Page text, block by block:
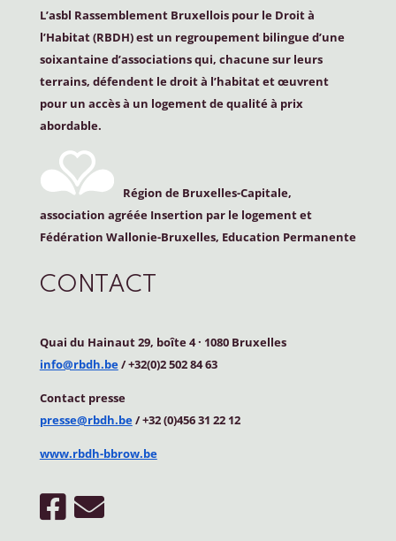
L’asbl Rassemblement Bruxellois pour le Droit à
l’Habitat (RBDH) est un regroupement bilingue d’une
soixantaine d’associations qui, chacune sur leurs
terrains, défendent le droit à l’habitat et œuvrent
pour un accès à un logement de qualité à prix
abordable.
Région de Bruxelles-Capitale,
association agréée Insertion par le logement et
Fédération Wallonie-Bruxelles, Education Permanente
CONTACT
Quai du Hainaut 29, boîte 4· 1080 Bruxelles
info@rbdh.be/ +32(0)2 502 84 63
Contact presse
presse@rbdh.be/ +32 (0)456 31 22 12
www.rbdh-bbrow.be